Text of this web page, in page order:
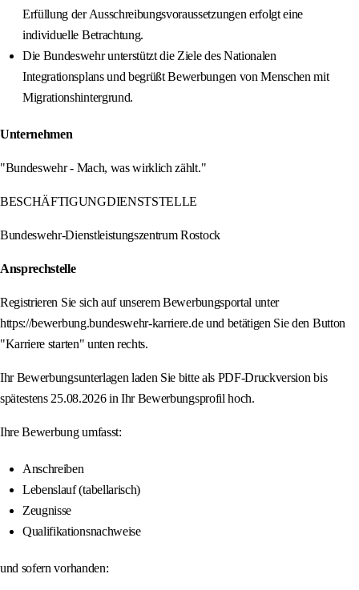
Erfüllung der Ausschreibungsvoraussetzungen erfolgt eine
individuelle Betrachtung.
Die Bundeswehr unterstützt die Ziele des Nationalen
Integrationsplans und begrüßt Bewerbungen von Menschen mit
Migrationshintergrund.
Unternehmen
"Bundeswehr - Mach, was wirklich zählt."
BESCHÄFTIGUNGDIENSTSTELLE
Bundeswehr-Dienstleistungszentrum Rostock
Ansprechstelle
Registrieren Sie sich auf unserem Bewerbungsportal unter
https://bewerbung.bundeswehr-karriere.de und betätigen Sie den Button
"Karriere starten" unten rechts.
Ihr Bewerbungsunterlagen laden Sie bitte als PDF-Druckversion bis
spätestens 25.08.2026 in Ihr Bewerbungsprofil hoch.
Ihre Bewerbung umfasst:
Anschreiben
Lebenslauf (tabellarisch)
Zeugnisse
Qualifikationsnachweise
und sofern vorhanden: